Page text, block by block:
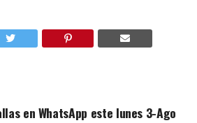
en WhatsApp este lunes 3-Ago